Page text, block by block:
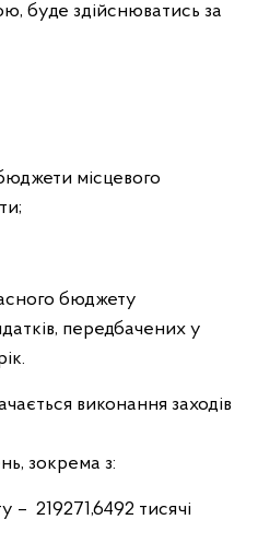
буде здійснюватись за
місцевого
бюджету
передбачених у
виконання заходів
зокрема з:
219271,6492 тисячі